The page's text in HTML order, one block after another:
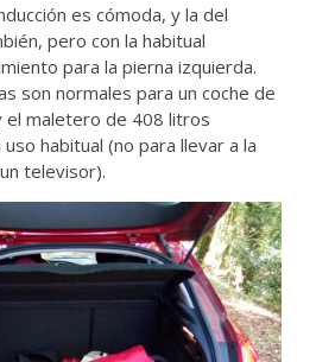
es cómoda, y la del
pero con la habitual
para la pierna izquierda.
son normales para un coche de
maletero de 408 litros
habitual (no para llevar a la
televisor).